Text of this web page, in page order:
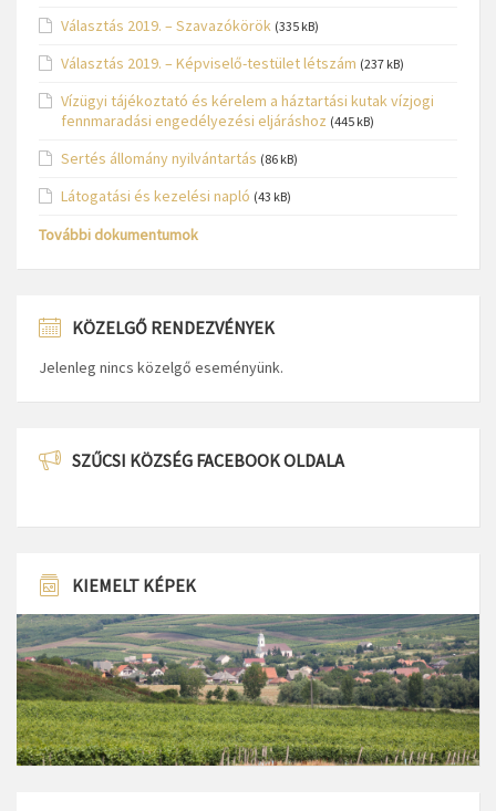
Választás 2019. – Szavazókörök (335 kB)
Választás 2019. – Képviselő-testület létszám (237 kB)
Vízügyi tájékoztató és kérelem a háztartási kutak vízjogi
fennmaradási engedélyezési eljáráshoz (445 kB)
Sertés állomány nyilvántartás (86 kB)
Látogatási és kezelési napló (43 kB)
További dokumentumok
KÖZELGŐ RENDEZVÉNYEK
Jelenleg nincs közelgő eseményünk.
SZŰCSI KÖZSÉG FACEBOOK OLDALA
KIEMELT KÉPEK